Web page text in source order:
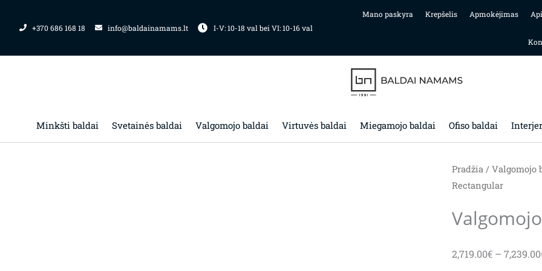
+370 686 168 18 info@baldainamams.lt I-V: 10-18 val bei VI: 10-16 val
Mano paskyra Krepšelis Apmokėjimas
Minkšti baldai Svetainės baldai Valgomojo baldai Virtuvės baldai Miegamojo baldai Ofiso baldai
Pradžia/ Valgomojo
Rectangular
2,719.00€ – 7,239.00